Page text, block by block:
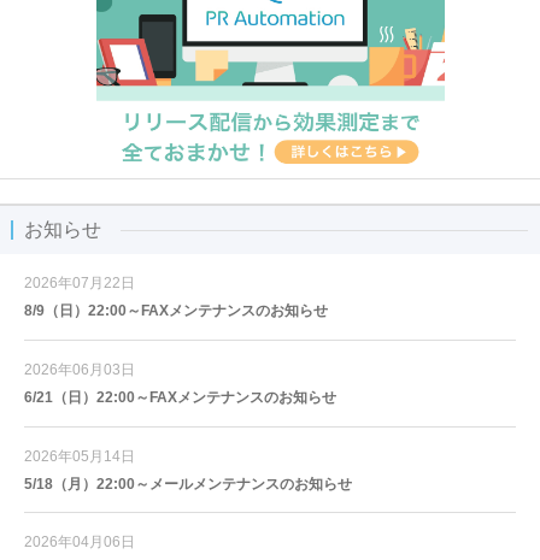
お知らせ
2026年07月22日
8/9（日）22:00～FAXメンテナンスのお知らせ
2026年06月03日
6/21（日）22:00～FAXメンテナンスのお知らせ
2026年05月14日
5/18（月）22:00～メールメンテナンスのお知らせ
2026年04月06日